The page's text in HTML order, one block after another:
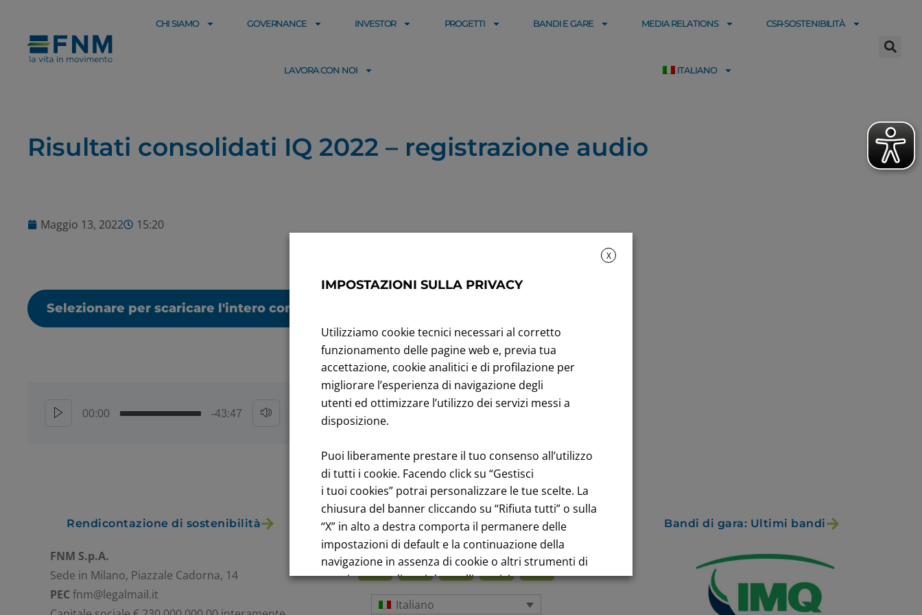
CHI SIAMO GOVERNANCE INVESTOR PROGETTI BANDI E GARE MEDIA RELATIONS CSR-SOSTENIBILITÀ
LAVORA CON NOI ITALIANO
Risultati consolidati IQ 2022 – registrazione audio
Maggio 13, 2022 15:20
Selezionare per scaricare l'intero contenuto
00:00 -43:47
Rendicontazione di sostenibilità Andamento titolo: Il titolo in Borsa Bandi di gara: Ultimi bandi
FNM S.p.A.
Sede in Milano, Piazzale Cadorna, 14
PECfnm@legalmail.it
Italiano
X
IMPOSTAZIONI SULLA PRIVACY
Utilizziamo cookie tecnici necessari al corretto
funzionamento delle pagine web e, previa tua
accettazione, cookie analitici e di profilazione per
migliorare l’esperienza di navigazione degli
utenti ed ottimizzare l’utilizzo dei servizi messi a
disposizione.
Puoi liberamente prestare il tuo consenso all’utilizzo
di tutti i cookie. Facendo click su “Gestisci
i tuoi cookies” potrai personalizzare le tue scelte. La
chiusura del banner cliccando su “Rifiuta tutti” o sulla
“X” in alto a destra comporta il permanere delle
impostazioni di default e la continuazione della
navigazione in assenza di cookie o altri strumenti di
tracciamento diversi da quelli tecnici.